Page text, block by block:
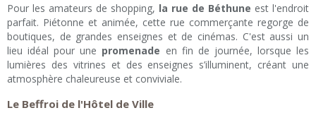
Pour les amateurs de shopping, la rue de Béthune est l'endroit
parfait. Piétonne et animée, cette rue commerçante regorge de
boutiques, de grandes enseignes et de cinémas. C'est aussi un
lieu idéal pour une promenade en fin de journée, lorsque les
lumières des vitrines et des enseignes s’illuminent, créant une
atmosphère chaleureuse et conviviale.
Le Beffroi de l'Hôtel de Ville